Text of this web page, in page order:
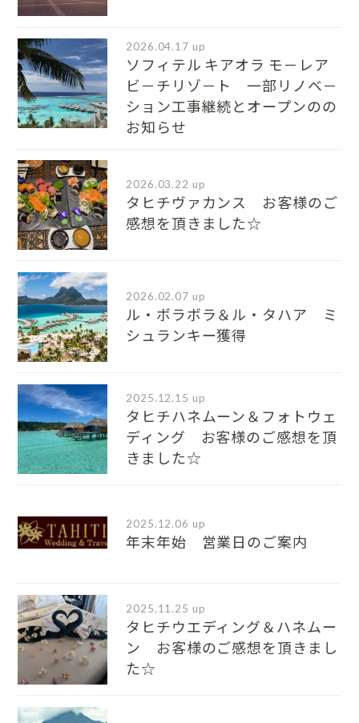
2026.04.17 up
ソフィテル キアオラ モ－レア
ビ－チリゾ－ト 一部リノベ－
ション工事継続とオープンのの
お知らせ
2026.03.22 up
タヒチヴァカンス お客様のご
感想を頂きました☆
2026.02.07 up
ル・ボラボラ＆ル・タハア ミ
シュランキー獲得
2025.12.15 up
タヒチハネムーン＆フォトウェ
ディング お客様のご感想を頂
きました☆
2025.12.06 up
年末年始 営業日のご案内
2025.11.25 up
タヒチウエディング＆ハネムー
ン お客様のご感想を頂きまし
た☆